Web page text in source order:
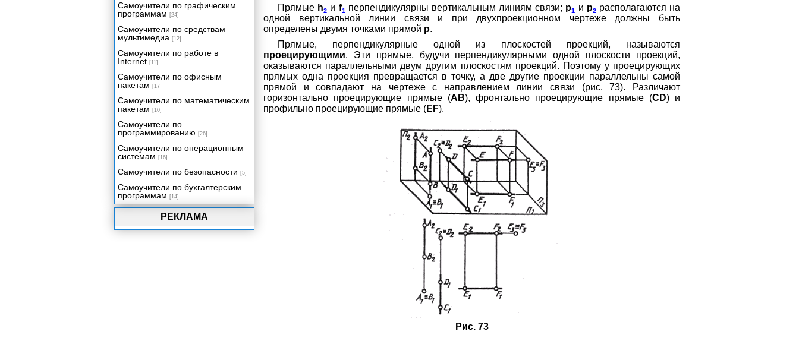
Прямые h2 и f1 перпендикулярны вертикальным линиям связи; р1 и р2располагаются на
одной вертикальной линии связи и при двухпроекционном чертеже должны быть
определены двумя точками прямой р.
Прямые, перпендикулярные одной из плоскостей проекций, называются
проецирующими. Эти прямые, будучи перпендикулярными одной плоскости проекций,
оказываются параллельными двум другим плоскостям проекций. Поэтому у проецирующих
прямых одна проекция превращается в точку, а две другие проекции параллельны самой
прямой и совпадают на чертеже с направлением линии связи (рис. 73). Различают
горизонтально проецирующие прямые (АВ), фронтально проецирующие прямые (CD) и
профильно проецирующие прямые (EF).
Рис. 73
РЕКЛАМА
Изображение изделий
Список литературы
Самоучители по графическим
программам [24]
Самоучители по средствам
мультимедиа [12]
Самоучители по работе в
Internet [11]
Самоучители по офисным
пакетам [17]
Самоучители по математическим
пакетам [10]
Самоучители по
программированию [26]
Самоучители по операционным
системам [16]
Самоучители по безопасности [5]
Самоучители по бухгалтерским
программам [14]